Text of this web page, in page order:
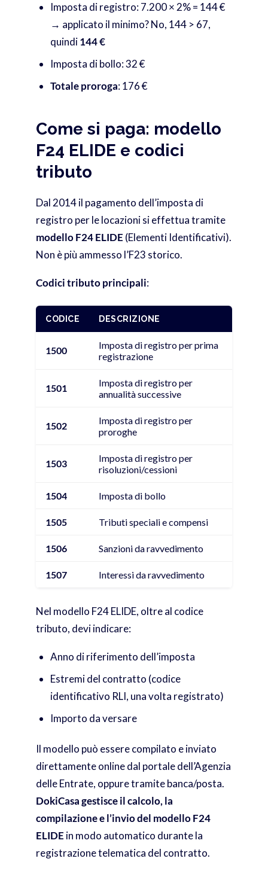
Imposta di registro: 7.200 × 2% = 144 €
→ applicato il minimo? No, 144 > 67,
quindi144 €
Imposta di bollo: 32 €
Totale proroga: 176 €
Come si paga: modello
F24 ELIDE e codici
tributo
Dal 2014 il pagamento dell’imposta di
registro per le locazioni si effettua tramite
modello F24 ELIDE (Elementi Identificativi).
Non è più ammesso l’F23 storico.
Codici tributo principali:
CODICE DESCRIZIONE
1500
Imposta di registro per prima
registrazione
1501
Imposta di registro per
annualità successive
1502
Imposta di registro per
proroghe
1503
Imposta di registro per
risoluzioni/cessioni
1504 Imposta di bollo
1505 Tributi speciali e compensi
1506 Sanzioni da ravvedimento
1507 Interessi da ravvedimento
Nel modello F24 ELIDE, oltre al codice
tributo, devi indicare:
Anno di riferimento dell’imposta
Estremi del contratto (codice
identificativo RLI, una volta registrato)
Importo da versare
Il modello può essere compilato e inviato
direttamente online dal portale dell’Agenzia
delle Entrate, oppure tramite banca/posta.
DokiCasa gestisce il calcolo, la
compilazione e l’invio del modello F24
ELIDE in modo automatico durante la
registrazione telematica del contratto.